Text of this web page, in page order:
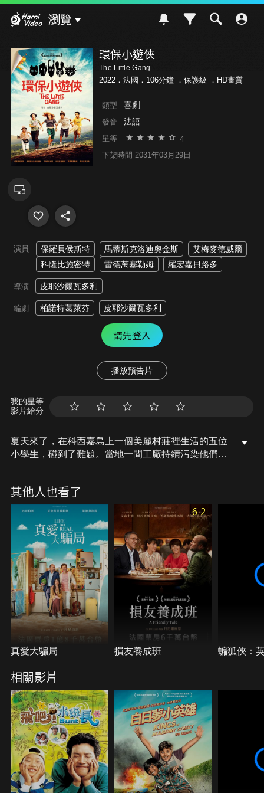
瀏覽
環保小遊俠
The Little Gang
2022．法國．106分鐘 ． 保護級 ．HD畫質
類型 喜劇
發音 法語
星等 4
下架時間 2031年03月29日
演員 保羅貝侯斯特 馬蒂斯克洛迪奧金斯
艾梅麥德威爾
科隆比施密特
雷德萬塞勒姆 羅宏嘉貝路多
導演 皮耶沙爾瓦多利
編劇 柏諾特葛萊芬 皮耶沙爾瓦多利
請先登入
播放預告片
我的星等
影片給分
夏天來了，在科西嘉島上一個美麗村莊裡生活的五位
小學生，碰到了難題。當地一間工廠持續污染他們心
行動。只不過，所有人都沒想到的是，他們的冒險計
畫卻意外出了差錯……
其他人也看了
真愛大騙局
6.2
損友養成班 蝙狐俠：
相關影片